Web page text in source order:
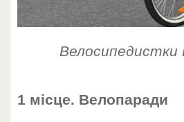
Велосипедистки
1 місце. Велопаради